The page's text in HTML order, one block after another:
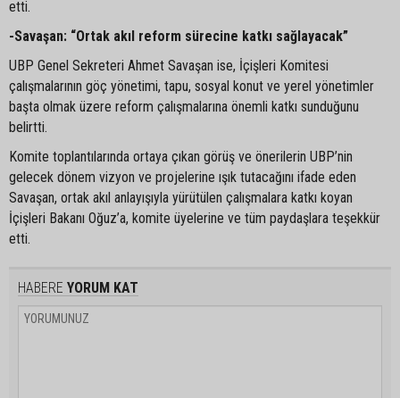
etti.
-Savaşan: “Ortak akıl reform sürecine katkı sağlayacak”
UBP Genel Sekreteri Ahmet Savaşan ise, İçişleri Komitesi
çalışmalarının göç yönetimi, tapu, sosyal konut ve yerel yönetimler
başta olmak üzere reform çalışmalarına önemli katkı sunduğunu
belirtti.
Komite toplantılarında ortaya çıkan görüş ve önerilerin UBP’nin
gelecek dönem vizyon ve projelerine ışık tutacağını ifade eden
Savaşan, ortak akıl anlayışıyla yürütülen çalışmalara katkı koyan
İçişleri Bakanı Oğuz’a, komite üyelerine ve tüm paydaşlara teşekkür
etti.
HABERE YORUM KAT